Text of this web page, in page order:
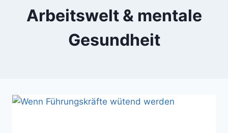
Arbeitswelt & mentale
Gesundheit